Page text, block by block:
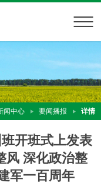
闻中心 要闻播报 详情
开班式上发表
风 深化政治整
军一百周年